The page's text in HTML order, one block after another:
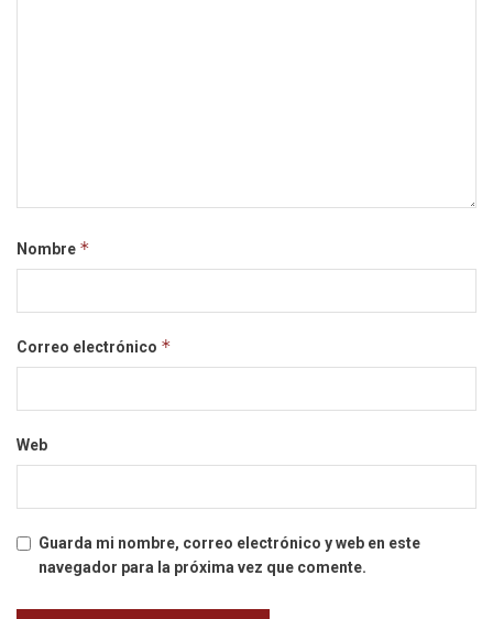
Nombre *
Correo electrónico *
Web
Guarda mi nombre, correo electrónico y web en este
navegador para la próxima vez que comente.